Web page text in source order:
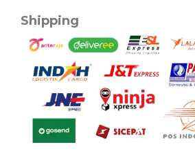
Shipping